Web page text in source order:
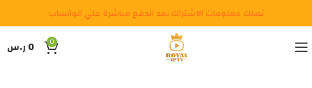
تصلك معلومات الاشتراك بعد الدفع مباشرة علي الواتساب
0
0 ر.س